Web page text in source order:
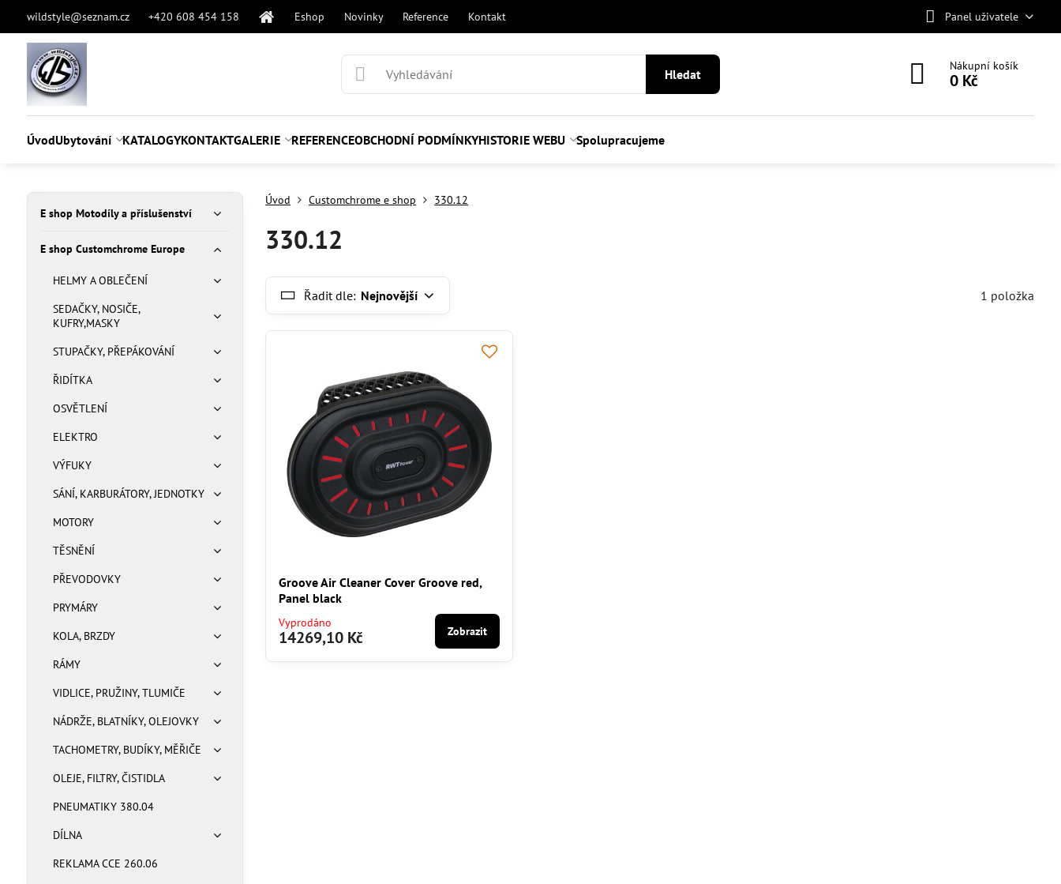
wildstyle@seznam.cz +420 608 454 158 Eshop Novinky Reference Kontakt Panel uživatele
Hledat
Nákupní košík
0 Kč
ÚvodUbytování KATALOGYKONTAKTGALERIE REFERENCEOBCHODNÍ PODMÍNKYHISTORIE WEBU Spolupracujeme
Úvod Customchrome e shop 330.12
330.12
Řadit dle: Nejnovější 1 položka
Groove Air Cleaner Cover Groove red,
Panel black
Vyprodáno
14269,10 Kč Zobrazit
E shop Motodíly a příslušenství
E shop Customchrome Europe
HELMY A OBLEČENÍ
SEDAČKY, NOSIČE,
KUFRY,MASKY
STUPAČKY, PŘEPÁKOVÁNÍ
ŘIDÍTKA
OSVĚTLENÍ
ELEKTRO
VÝFUKY
SÁNÍ, KARBURÁTORY, JEDNOTKY
MOTORY
TĚSNĚNÍ
PŘEVODOVKY
PRYMÁRY
KOLA, BRZDY
RÁMY
VIDLICE, PRUŽINY, TLUMIČE
NÁDRŽE, BLATNÍKY, OLEJOVKY
TACHOMETRY, BUDÍKY, MĚŘIČE
OLEJE, FILTRY, ČISTIDLA
PNEUMATIKY 380.04
DÍLNA
REKLAMA CCE 260.06